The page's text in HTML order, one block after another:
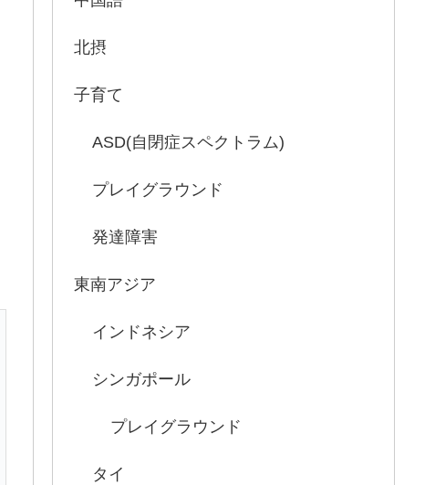
北摂
子育て
ASD(自閉症スペクトラム)
プレイグラウンド
発達障害
東南アジア
インドネシア
シンガポール
プレイグラウンド
タイ